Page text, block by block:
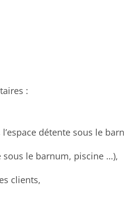
:
détente sous le
sous le barnum, piscine …),
clients,